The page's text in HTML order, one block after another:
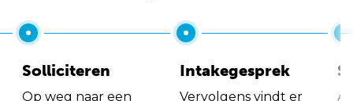
Solliciteren
Op weg naar een
Intakegesprek
Vervolgens vindt er